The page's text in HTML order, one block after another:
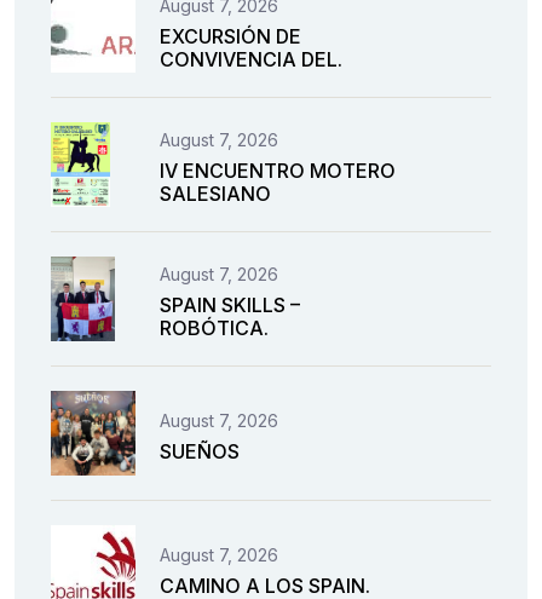
August 7, 2026
EXCURSIÓN DE
CONVIVENCIA DEL.
August 7, 2026
IV ENCUENTRO MOTERO
SALESIANO
August 7, 2026
SPAIN SKILLS –
ROBÓTICA.
August 7, 2026
SUEÑOS
August 7, 2026
CAMINO A LOS SPAIN.